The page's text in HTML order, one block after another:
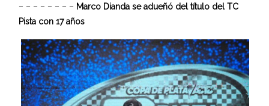
– – – – – – – – Marco Dianda se adueñó del título del TC
Pista con 17 años